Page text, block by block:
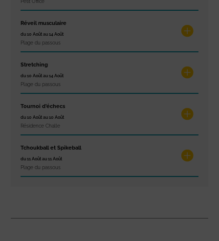
Petit Office
Réveil musculaire
du 10 Août au 14 Août
Plage du passous
Stretching
du 10 Août au 14 Août
Plage du passous
Tournoi d’échecs
du 10 Août au 10 Août
Résidence Challe
Tchoukball et Spikeball
du 11 Août au 11 Août
Plage du passous